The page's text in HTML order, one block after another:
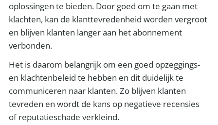
oplossingen te bieden. Door goed om te gaan met
klachten, kan de klanttevredenheid worden vergroot
en blijven klanten langer aan het abonnement
verbonden.
Het is daarom belangrijk om een goed opzeggings-
en klachtenbeleid te hebben en dit duidelijk te
communiceren naar klanten. Zo blijven klanten
tevreden en wordt de kans op negatieve recensies
of reputatieschade verkleind.